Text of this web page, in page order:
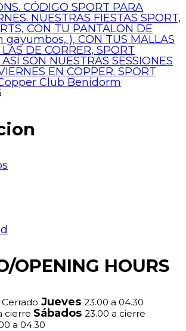
CÓDIGO SPORT PARA
NUESTRAS FIESTAS SPORT,
CON TU PANTALON DE
gayumbos, ), CON TUS MALLAS
DE CORRER, SPORT
SON NUESTRAS SESSIONES
EN COPPER. SPORT
Copper Club Benidorm
OPENING HOURS
Cerrado Jueves 23.00 a 04.30
cierre Sábados 23.00 a cierre
a 04.30